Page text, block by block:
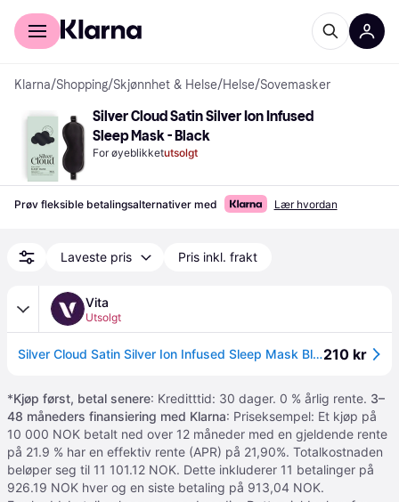
For kunder
Klarna/Shopping/Skjønnhet & Helse/Helse/Sovemasker
Silver Cloud Satin Silver Ion Infused
Sleep Mask - Black
For øyeblikketutsolgt
Prøv fleksible betalingsalternativer med Lær hvordan
Laveste pris Pris inkl. frakt
Vita
Utsolgt
Silver Cloud Satin Silver Ion Infused Sleep Mask Black210 kr
*Kjøp først, betal senere: Kreditttid: 30 dager. 0 % årlig rente. 3–
48 måneders finansiering med Klarna: Priseksempel: Et kjøp på
10 000 NOK betalt ned over 12 måneder med en gjeldende rente
på 21.9 % har en effektiv rente (APR) på 21,90%. Totalkostnaden
beløper seg til 11 101.12 NOK. Dette inkluderer 11 betalinger på
926.19 NOK hver og en siste betaling på 913,04 NOK.